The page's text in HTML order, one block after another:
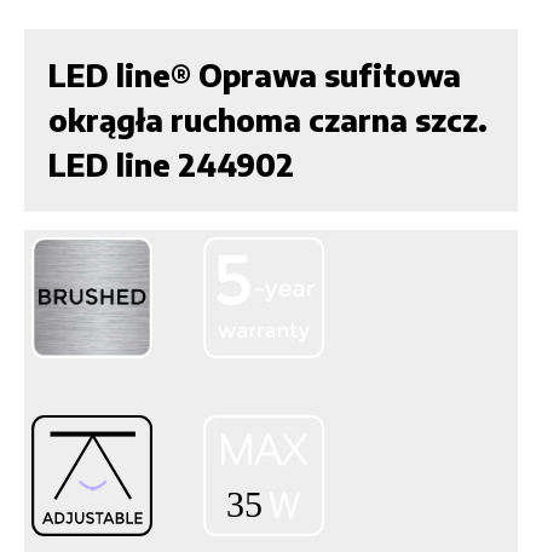
LED line® Oprawa sufitowa
okrągła ruchoma czarna szcz.
LED line 244902